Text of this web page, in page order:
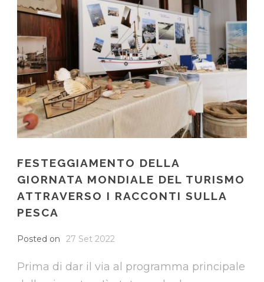
FESTEGGIAMENTO DELLA
GIORNATA MONDIALE DEL TURISMO
ATTRAVERSO I RACCONTI SULLA
PESCA
Posted on 27 Set 2022
Prima di dar il via al programma principale